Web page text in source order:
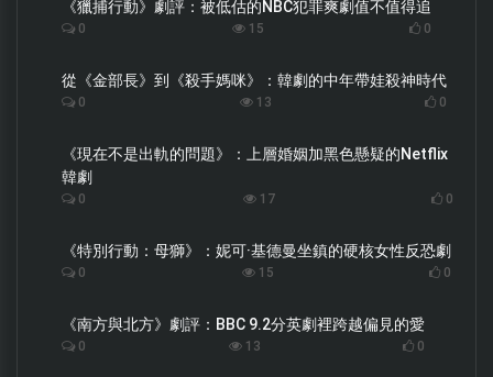
《獵捕行動》劇評：被低估的NBC犯罪爽劇值不值得追
0 15 0
從《金部長》到《殺手媽咪》：韓劇的中年帶娃殺神時代
0 13 0
《現在不是出軌的問題》：上層婚姻加黑色懸疑的Netflix
韓劇
0 17 0
《特別行動：母獅》：妮可·基德曼坐鎮的硬核女性反恐劇
0 15 0
《南方與北方》劇評：BBC 9.2分英劇裡跨越偏見的愛
0 13 0